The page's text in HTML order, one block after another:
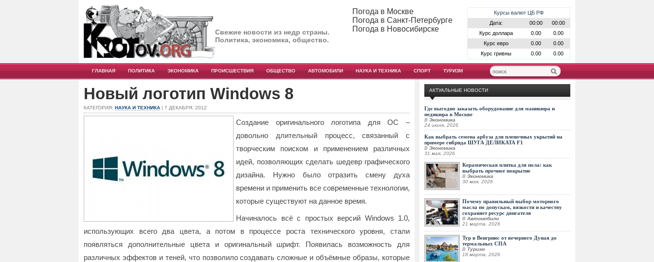
Свежие новости из недр страны.
Политика, экономика, общество.
Курсы валют ЦБ РФ
Дата:
00:00
00:00
Курс доллара
0.00
0.00
Курс евро
0.00
0.00
Курс гривны
0.00 0.00
Погода в Москве
Погода в Санкт-Петербурге
Погода в Новосибирске
ГЛАВНАЯ ПОЛИТИКА ЭКОНОМИКА ПРОИСШЕСТВИЯ ОБЩЕСТВО АВТОМОБИЛИ НАУКА И ТЕХНИКА СПОРТ ТУРИЗМ
Новый логотип Windows 8
КАТЕГОРИЯ: НАУКА И ТЕХНИКА | 7 ДЕКАБРЯ, 2012
Создание оригинального логотипа для ОС –
довольно длительный процесс, связанный с
творческим поиском и применением различных
идей, позволяющих сделать шедевр графического
дизайна. Нужно было отразить смену духа
времени и применить все современные технологии,
которые существуют на данное время.
Начиналось всё с простых версий Windows 1.0,
использующих всего два цвета, а потом в процессе роста технического уровня, стали
появляться дополнительные цвета и оригинальный шрифт. Появилась возможность для
различных эффектов и теней, что позволило создавать сложные и объёмные образы, которые
АКТУАЛЬНЫЕ НОВОСТИ
Где выгодно заказать оборудование для маникюра и
педикюра в Москве
В Экономика
24 июня, 2026
Как выбрать семена арбуза для пленочных укрытий на
примере гибрида ШУГА ДЕЛИКАТА F1
В Экономика
31 мая, 2026
Керамическая плитка для пола: как
выбрать прочное покрытие
В Экономика
30 мая, 2026
Почему правильный выбор моторного
масла по допускам, вязкости и качеству
сохраняет ресурс двигателя
В Автомобили
21 марта, 2026
Тур в Венгрию: от вечернего Дуная до
термальных СПА
В Туризм
18 марта, 2026